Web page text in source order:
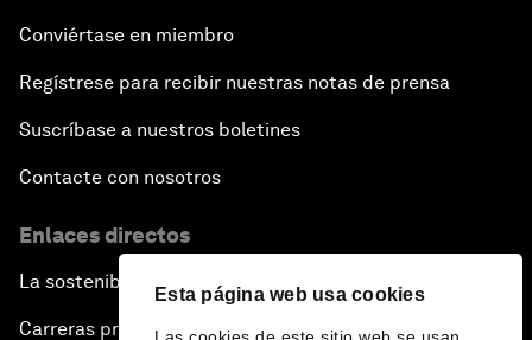
Esta página web usa cookies
Conviértase en miembro
Regístrese para recibir nuestras notas de prensa
Suscríbase a nuestros boletines
Contacte con nosotros
Enlaces directos
La sostenibilidad en el Foro
Carreras profesionales